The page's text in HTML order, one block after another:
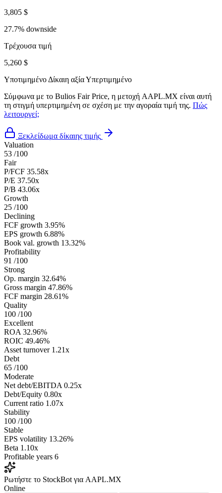
3,805 $
27.7% downside
Τρέχουσα τιμή
5,260 $
Υποτιμημένο Δίκαιη αξίαΥπερτιμημένο
Σύμφωνα με το Bulios Fair Price, η μετοχή AAPL.MX είναι αυτή
τη στιγμή υπερτιμημένη σε σχέση με την αγοραία τιμή της. Πώς
λειτουργεί;
Ξεκλείδωμα δίκαιης τιμής
Valuation
53 /100
Fair
P/FCF 35.58x
P/E 37.50x
P/B 43.06x
Growth
25 /100
Declining
FCF growth 3.95%
EPS growth 6.88%
Book val. growth 13.32%
Profitability
91 /100
Strong
Op. margin 32.64%
Gross margin 47.86%
FCF margin 28.61%
Quality
100 /100
Excellent
ROA 32.96%
ROIC 49.46%
Asset turnover 1.21x
Debt
65 /100
Moderate
Net debt/EBITDA 0.25x
Debt/Equity 0.80x
Current ratio 1.07x
Stability
100 /100
Stable
EPS volatility 13.26%
Beta 1.10x
Profitable years 6
Ρωτήστε το StockBot για AAPL.MX
Online